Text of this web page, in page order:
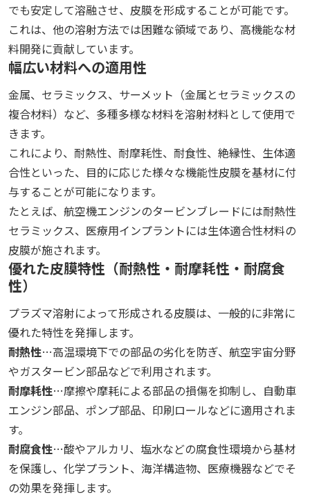
でも安定して溶融させ、皮膜を形成することが可能です。
これは、他の溶射方法では困難な領域であり、高機能な材
料開発に貢献しています。
幅広い材料への適用性
金属、セラミックス、サーメット（金属とセラミックスの
複合材料）など、多種多様な材料を溶射材料として使用で
きます。
これにより、耐熱性、耐摩耗性、耐食性、絶縁性、生体適
合性といった、目的に応じた様々な機能性皮膜を基材に付
与することが可能になります。
たとえば、航空機エンジンのタービンブレードには耐熱性
セラミックス、医療用インプラントには生体適合性材料の
皮膜が施されます。
優れた皮膜特性（耐熱性・耐摩耗性・耐腐食
性）
プラズマ溶射によって形成される皮膜は、一般的に非常に
優れた特性を発揮します。
耐熱性…高温環境下での部品の劣化を防ぎ、航空宇宙分野
やガスタービン部品などで利用されます。
耐摩耗性…摩擦や摩耗による部品の損傷を抑制し、自動車
エンジン部品、ポンプ部品、印刷ロールなどに適用されま
す。
耐腐食性…酸やアルカリ、塩水などの腐食性環境から基材
を保護し、化学プラント、海洋構造物、医療機器などでそ
の効果を発揮します。